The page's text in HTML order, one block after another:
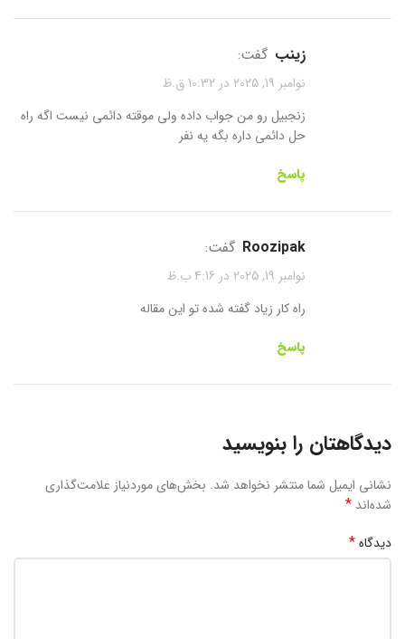
زینب گفت:
نوامبر 19, 2025 در 10:32 ق.ظ
زنجبیل رو من جواب داده ولی موقته دائمی نیست اگه راه
حل دائمی داره بگه یه نفر
پاسخ
roozipak گفت:
نوامبر 19, 2025 در 4:16 ب.ظ
راه کار زیاد گفته شده تو این مقاله
پاسخ
دیدگاهتان را بنویسید
نشانی ایمیل شما منتشر نخواهد شد. بخش‌های موردنیاز علامت‌گذاری
شده‌اند *
دیدگاه*